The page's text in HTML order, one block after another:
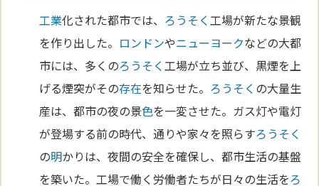
工業化された都市では、 ろうそく 工場が新たな景観
を作り出した。 ロンドンやニューヨークなどの大都
市には、多くのろうそく 工場が立ち並び、黒煙を上
げる煙突がその存在を知らせた。 ろうそく の大量生
産は、都市の夜の景色を一変させた。ガス灯や電灯
が登場する前の時代、通りや家々を照らすろうそく
の明かりは、夜間の安全を確保し、都市生活の基盤
を築いた。工場で働く労働者たちが日々の生活をろ